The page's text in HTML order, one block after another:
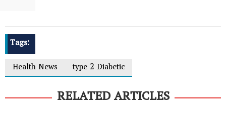
Tags:
Health News
type 2 Diabetic
RELATED ARTICLES